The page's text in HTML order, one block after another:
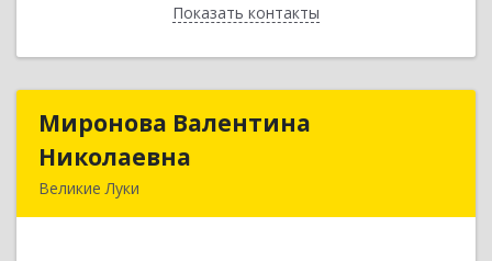
Показать контакты
Назад
Миронова Валентина
Николаевна
Великие Луки
Миронова Валентина